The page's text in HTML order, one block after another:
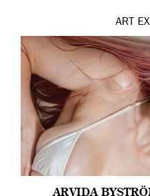
ART
ARVIDA